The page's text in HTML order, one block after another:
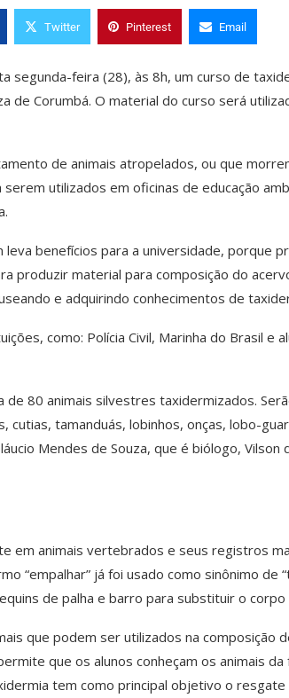
Twitter Pinterest Email
segunda-feira (28), às 8h, um curso de
de Corumbá. O material do curso será
de animais atropelados, ou que
utilizados em oficinas de educação
benefícios para a universidade, porque
produzir material para composição do
e adquirindo conhecimentos de
como: Polícia Civil, Marinha do Brasil e
80 animais silvestres taxidermizados.
cutias, tamanduás, lobinhos, onças, lobo-
Mendes de Souza, que é biólogo, Vilson
em animais vertebrados e seus registros
“empalhar” já foi usado como sinônimo de
de palha e barro para substituir o corpo
que podem ser utilizados na composição
que os alunos conheçam os animais
tem como principal objetivo o